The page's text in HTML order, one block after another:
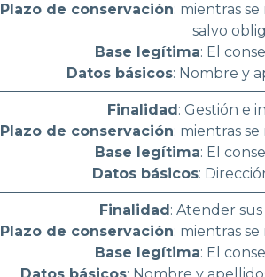
Plazo de conservación: mientras
salvo
Base legítima: El
Datos básicos: Nombre y
Finalidad: Gestión e
Plazo de conservación: mientras
Base legítima: El
Datos básicos:
Finalidad: Atender
Plazo de conservación: mientras
Base legítima: El